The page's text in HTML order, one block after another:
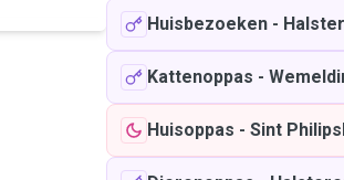
Huisbezoeken -
Kattenoppas -
Huisoppas - Sint